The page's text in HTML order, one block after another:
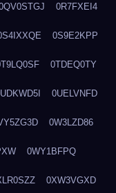
0R7FXEI4
0S9E2KPP
0TDEQ0TY
0UELVNFD
0W3LZD86
0WY1BFPQ
0XW3VGXD